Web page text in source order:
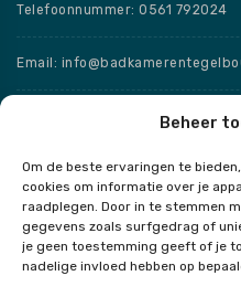
Beheer
Om de beste ervaringen te
cookies om informatie over je
raadplegen. Door in te stemmen
gegevens zoals surfgedrag of
je geen toestemming geeft of je
nadelige invloed hebben op
Telefoonnummer: 0561 792024
Email:
Adres: Frisaxstraat 5, 8471 ZW
Openingstijden
Speciale openingstijden